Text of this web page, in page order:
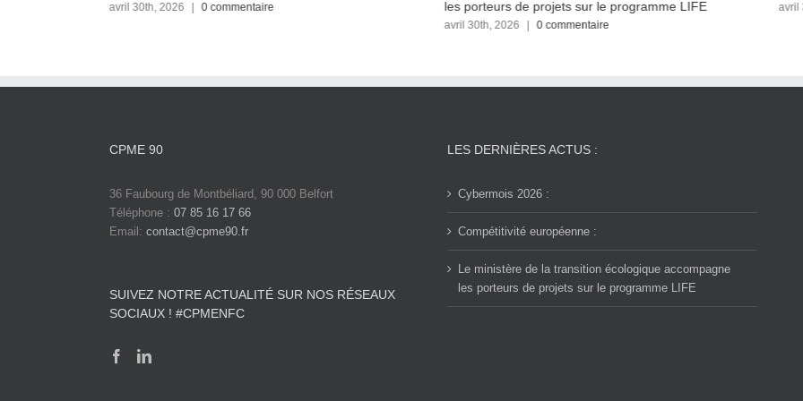
avril 30th, 2026 0 commentaire
les porteurs de projets sur le programme LIFE
avril 30th, 2026 0 commentaire
avril
CPME 90
36 Faubourg de Montbéliard, 90 000 Belfort
Téléphone : 07 85 16 17 66
Email: contact@cpme90.fr
SUIVEZ NOTRE ACTUALITÉ SUR NOS RÉSEAUX
SOCIAUX ! #CPMENFC
LES DERNIÈRES ACTUS :
Cybermois 2026 :
Compétitivité européenne :
Le ministère de la transition écologique accompagne
les porteurs de projets sur le programme LIFE